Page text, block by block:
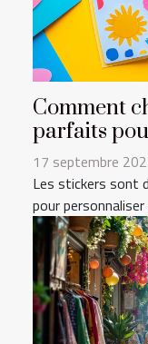
Comment
parfaits
17 septembre
Les stickers sont
pour